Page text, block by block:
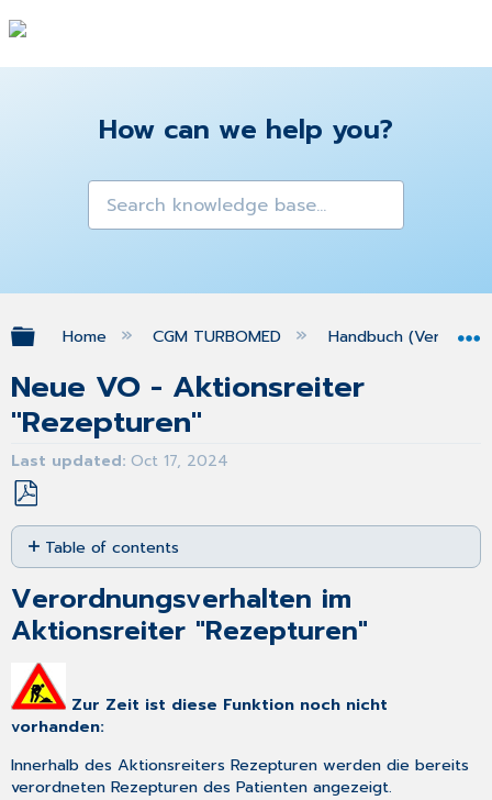
How can we help you?
Expand/collapse global hierarchy
Home CGM TURBOMED Handbuch (Version
Neue VO - Aktionsreiter
"Rezepturen"
Last updated Oct 17, 2024
Save
as
PDF
Table of contents
im
Aktionsreiter
"Rezepturen"
Einstellungen
im
Aktionsreiter
"Rezepturen"
Funktionen
innerhalb
Verordnungsverhalten im
Aktionsreiter "Rezepturen"
Zur Zeit ist diese Funktion noch nicht
vorhanden:
Innerhalb des AktionsreitersRezepturen werden die bereits
verordneten Rezepturen des Patienten angezeigt.